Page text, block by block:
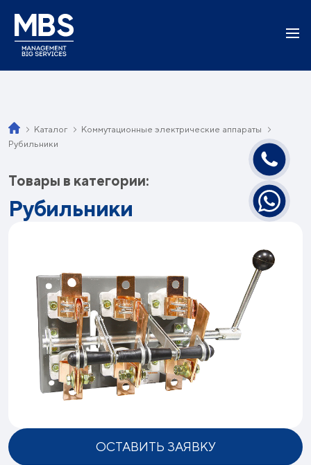
Каталог
Коммутационные электрические аппараты
Рубильники
Товары в категории:
Рубильники
ОСТАВИТЬ ЗАЯВКУ